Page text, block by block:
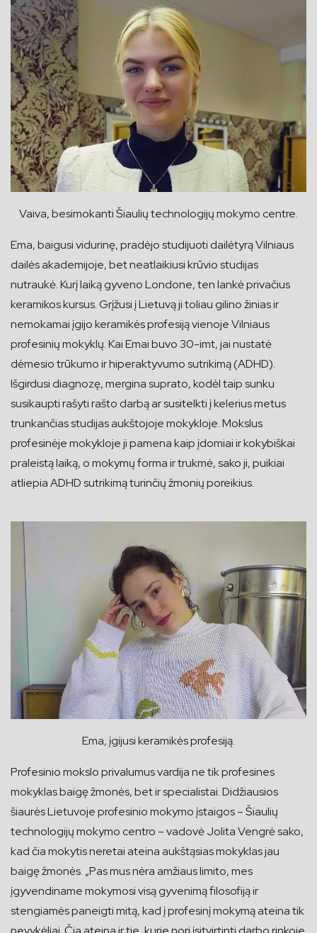
Vaiva, besimokanti Šiaulių technologijų mokymo centre.
Ema, baigusi vidurinę, pradėjo studijuoti dailėtyrą Vilniaus
dailės akademijoje, bet neatlaikiusi krūvio studijas
nutraukė. Kurį laiką gyveno Londone, ten lankė privačius
keramikos kursus. Grįžusi į Lietuvą ji toliau gilino žinias ir
nemokamai įgijo keramikės profesiją vienoje Vilniaus
profesinių mokyklų. Kai Emai buvo 30-imt, jai nustatė
dėmesio trūkumo ir hiperaktyvumo sutrikimą (ADHD).
Išgirdusi diagnozę, mergina suprato, kodėl taip sunku
susikaupti rašyti rašto darbą ar susitelkti į kelerius metus
trunkančias studijas aukštojoje mokykloje. Mokslus
profesinėje mokykloje ji pamena kaip įdomiai ir kokybiškai
praleistą laiką, o mokymų forma ir trukmė, sako ji, puikiai
atliepia ADHD sutrikimą turinčių žmonių poreikius.
Ema, įgijusi keramikės profesiją.
Profesinio mokslo privalumus vardija ne tik profesines
mokyklas baigę žmonės, bet ir specialistai. Didžiausios
šiaurės Lietuvoje profesinio mokymo įstaigos – Šiaulių
technologijų mokymo centro – vadovė Jolita Vengrė sako,
kad čia mokytis neretai ateina aukštąsias mokyklas jau
baigę žmonės. „Pas mus nėra amžiaus limito, mes
įgyvendiname mokymosi visą gyvenimą filosofiją ir
stengiamės paneigti mitą, kad į profesinį mokymą ateina tik